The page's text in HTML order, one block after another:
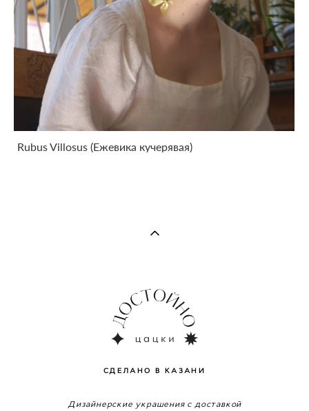
Rubus Villosus (Ежевика кучерявая)
СДЕЛАНО В КАЗАНИ
Дизайнерские украшения с доставкой